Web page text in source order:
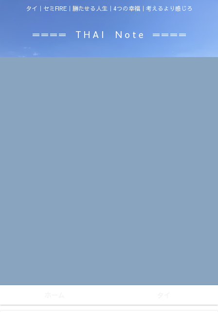
タイ｜セミFIRE｜勝たせる人生｜4つの幸福｜考えるより感じろ
＝＝＝＝ T H A I N o t e ＝＝＝＝